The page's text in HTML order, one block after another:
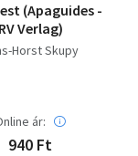
(Apaguides -
RV Verlag)
Horst Skupy
ár:
940 Ft